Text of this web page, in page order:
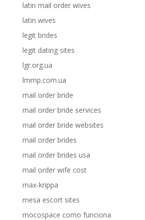
latin mail order wives
latin wives
legit brides
legit dating sites
lgr.org.ua
lmmp.com.ua
mail order bride
mail order bride services
mail order bride websites
mail order brides
mail order brides usa
mail order wife cost
max-krippa
mesa escort sites
mocospace como funciona